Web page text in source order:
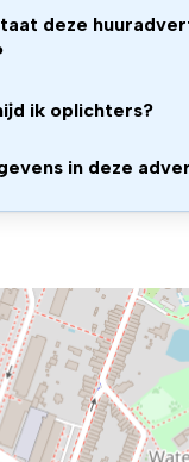
deze
ik oplichters?
in deze